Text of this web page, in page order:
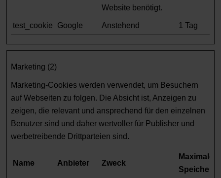
Website benötigt.
test_cookie Google Anstehend 1 Tag
Marketing (2)
Marketing-Cookies werden verwendet, um Besuchern
auf Webseiten zu folgen. Die Absicht ist, Anzeigen zu
zeigen, die relevant und ansprechend für den einzelnen
Benutzer sind und daher wertvoller für Publisher und
werbetreibende Drittparteien sind.
Name Anbieter Zweck
Maximale